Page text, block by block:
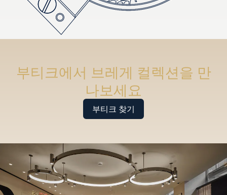
부티크에서 브레게 컬렉션을 만
나보세요
부티크 찾기